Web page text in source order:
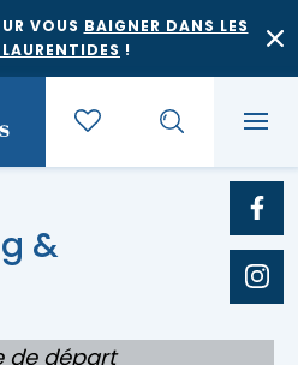
VOUS BAIGNER DANS LES
!
&